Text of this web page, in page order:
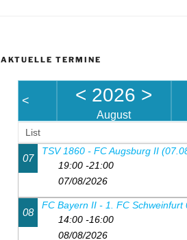
AKTUELLE TERMINE
< < 2026 >
August
List
07
19:00 -21:00
07/08/2026
08
14:00 -16:00
08/08/2026